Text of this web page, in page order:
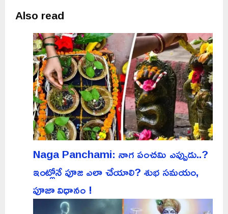
Also read
Naga Panchami: నాగ పంచమి ఎప్పుడు..?
ఇంట్లోనే పూజ ఎలా చేయాలి? శుభ సమయం,
పూజా విధానం !